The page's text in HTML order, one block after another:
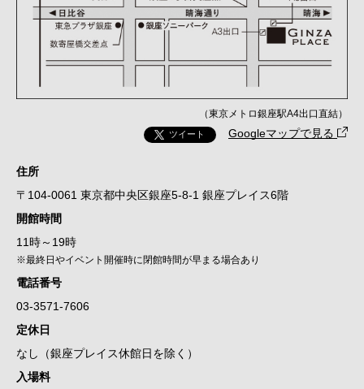
（東京メトロ銀座駅A4出口直結）
ツイート Googleマップで見る
住所
〒104-0061 東京都中央区銀座5-8-1 銀座プレイス6階
開館時間
11時～19時
※最終日やイベント開催時に閉館時間が早まる場合あり
電話番号
03-3571-7606
定休日
なし（銀座プレイス休館日を除く）
入場料